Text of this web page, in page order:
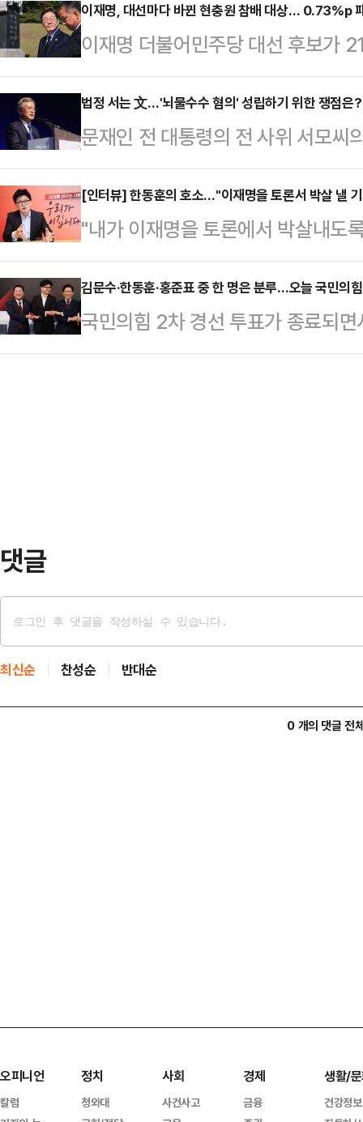
하면서도 각각 시민들이나 중소기
과를 빽빽하게 채웠다.안철수·한
다. 한 후보는 현충사를 방문해 국
서는 당원과 충북 청주 육거리종합
대전현충원을 찾아 서해수호 영웅
상병의 묘소를 참배한 후 …
이재명, 대선마다 바뀐 현충원 참배 대상… 0.73%p
이재명 더불어민주당 대선 후보가
정으로 현충원 참배를 택했다. 이
현충원 참배 대상에 변화를 가했다.
컸던 이승만·박정희 전 대통령의
상을 박태준 전 국무총리까지로 확
선에서 윤석열 전 대통령에게 불
된 윤석열 전 대통령의 파면 등이
장으로 '…
법정 서는 文…'뇌물수수 혐의' 성립하기 위한 쟁점
문재인 전 대통령의 전 사위 서모씨
찰이 문 전 대통령을 뇌물수수 혐의
통령에 대한 뇌물수수 혐의가 성립
극적으로 관여했다는 점과 서씨의
에 대한 인식, 그리고 실제적 대가
다.28일 법조계에 따르면 전주지
중처벌 등에 관한 법률 위반(뇌물)
타항공 창업주인 …
[인터뷰] 한동훈의 호소…"이재명을 토론서 박살 낼
"내가 이재명을 토론에서 박살내도
냐. 통쾌하게 이기는 그런 경험하
어진 국민의힘 경선 토론회가 종료
논리로 상대 후보들을 압박하며 존
는 호불호가 갈릴 수 있을지 몰라도
김문수·한동훈·홍준표 중 한 명은 분루…오늘 국민의
국민의힘 2차 경선 투표가 종료되
쏠리고 있다. 김문수·안철수·한동
댓글
최신순 찬성순 반대순
0 개의 댓글 전
오피니언
칼럼
정치
청와대
사회
사건사고
경제
금융
생활/
건강정보